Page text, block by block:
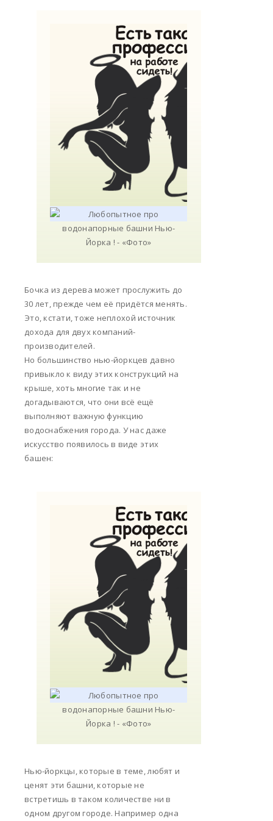
Бочка из дерева может прослужить до
30 лет, прежде чем её придётся менять.
Это, кстати, тоже неплохой источник
дохода для двух компаний-
производителей.
Но большинство нью-йоркцев давно
привыкло к виду этих конструкций на
крыше, хоть многие так и не
догадываются, что они всё ещё
выполняют важную функцию
водоснабжения города. У нас даже
искусство появилось в виде этих
башен:
Нью-йоркцы, которые в теме, любят и
ценят эти башни, которые не
встретишь в таком количестве ни в
одном другом городе. Например одна